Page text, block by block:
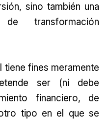
sino también una
transformación
tiene fines meramente
ser (ni debe
financiero, de
tipo en el que se